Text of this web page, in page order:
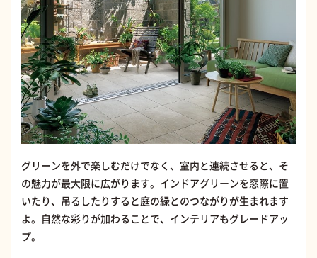
グリーンを外で楽しむだけでなく、室内と連続させると、そ
の魅力が最大限に広がります。インドアグリーンを窓際に置
いたり、吊るしたりすると庭の緑とのつながりが生まれます
よ。自然な彩りが加わることで、インテリアもグレードアッ
プ。